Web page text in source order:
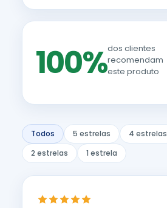
100%dos clientes
recomendam
este produto
Todos 5 estrelas 4 estrelas
2 estrelas
1 estrela